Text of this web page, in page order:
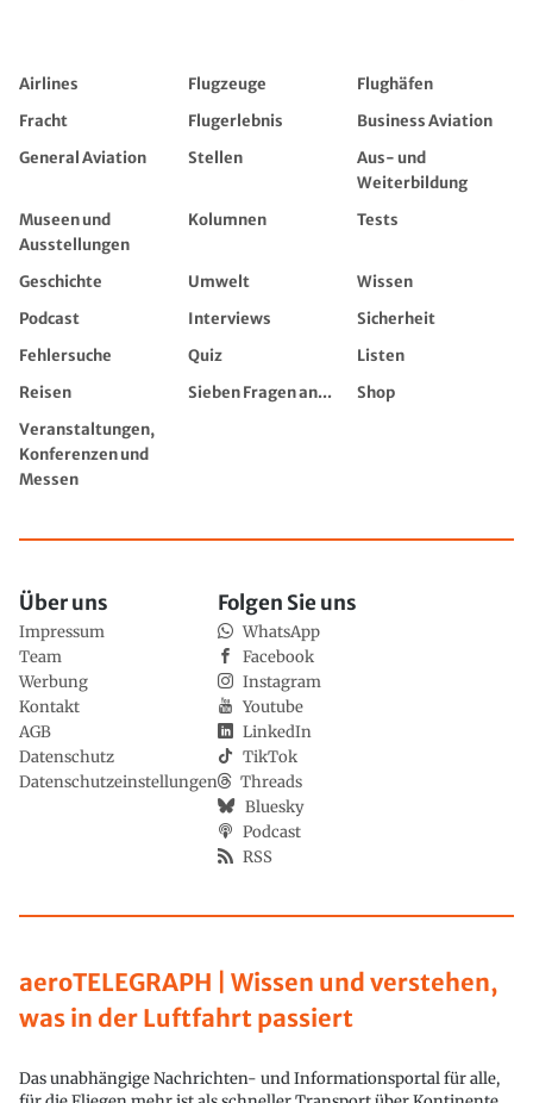
Airlines Flugzeuge
Flughäfen
Fracht
Flugerlebnis
Business Aviation
General Aviation
Stellen
Aus- und
Weiterbildung
Museen und
Ausstellungen
Kolumnen Tests
Geschichte Umwelt
Wissen
Podcast
Interviews
Sicherheit
Fehlersuche
Quiz
Listen
Reisen
Sieben Fragen an...
Shop
Veranstaltungen,
Konferenzen und
Messen
aeroTELEGRAPH | Wissen und verstehen,
was in der Luftfahrt passiert
Das unabhängige Nachrichten- und Informationsportal für alle,
Über uns
Impressum
Team
Werbung
Kontakt
AGB
Datenschutz
Datenschutzeinstellungen
Folgen Sie uns
WhatsApp
Facebook
Instagram
Youtube
LinkedIn
TikTok
Threads
Bluesky
Podcast
RSS